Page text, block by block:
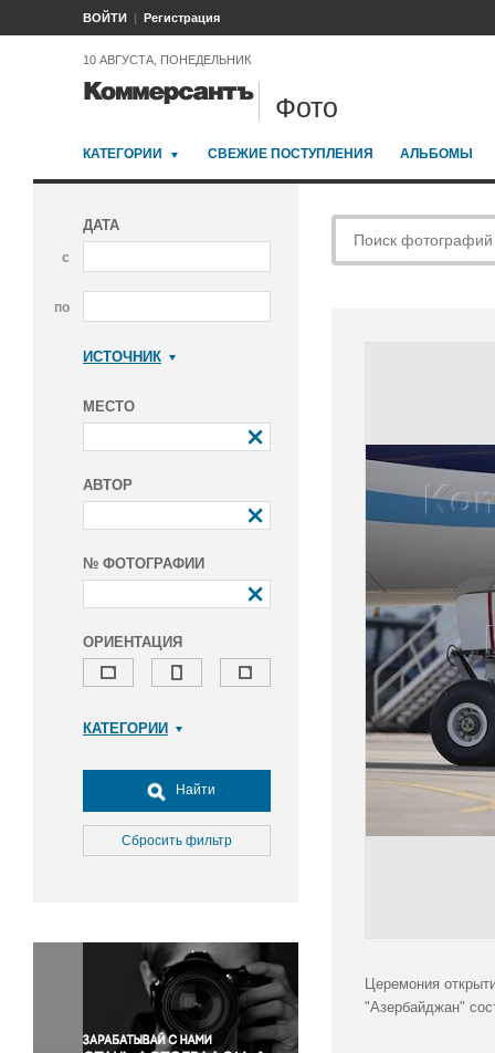
ВОЙТИ Регистрация
10 АВГУСТА, ПОНЕДЕЛЬНИК
Фото
КАТЕГОРИИ СВЕЖИЕ ПОСТУПЛЕНИЯ АЛЬБОМЫ
ДАТА
с
по
ИСТОЧНИК
МЕСТО
АВТОР
№ ФОТОГРАФИИ
ОРИЕНТАЦИЯ
КАТЕГОРИИ
Досуг, туризм и отдых
Культура
Медицина
Окружающая среда
Политика
Правосудие
Происшествия и конфликты
Найти
Сбросить фильтр
Церемония
"Азербайджан"